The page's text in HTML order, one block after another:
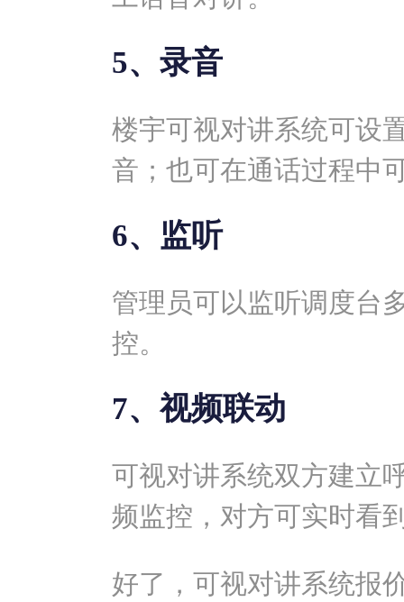
5、录音
楼宇可视对讲系统可设
音；也可在通话过程中
6、监听
管理员可以监听调度台
控。
7、视频联动
可视对讲系统双方建立
频监控，对方可实时看
好了，可视对讲系统报